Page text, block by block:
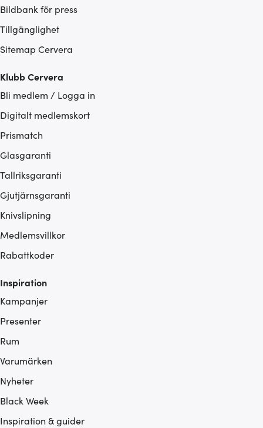
Bildbank för press
Tillgänglighet
Sitemap Cervera
Klubb Cervera
Bli medlem / Logga in
Digitalt medlemskort
Prismatch
Glasgaranti
Tallriksgaranti
Gjutjärnsgaranti
Knivslipning
Medlemsvillkor
Rabattkoder
Inspiration
Kampanjer
Presenter
Rum
Varumärken
Nyheter
Black Week
Inspiration & guider